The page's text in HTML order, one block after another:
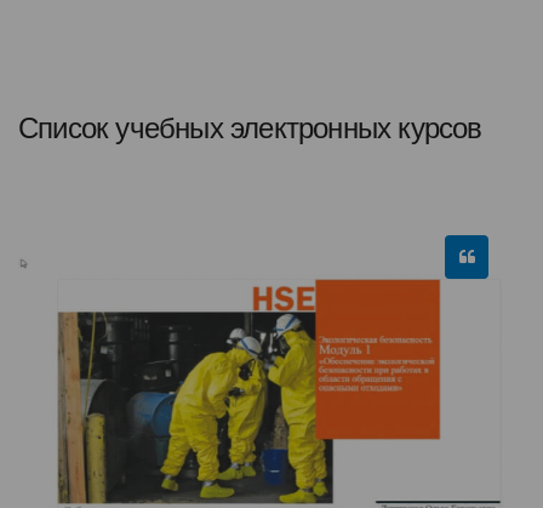
Список учебных электронных курсов